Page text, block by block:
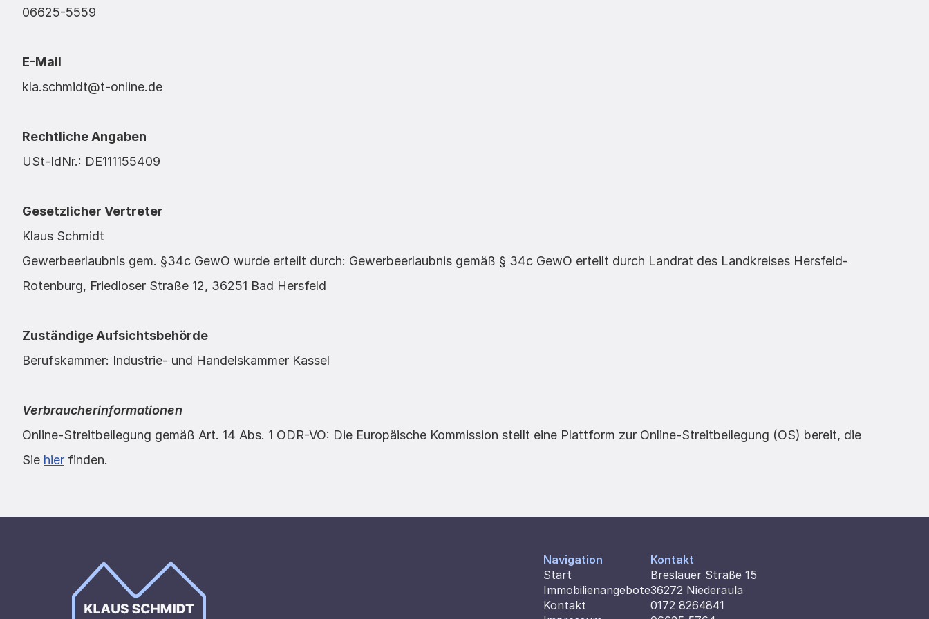
06625-5559
E-Mail
kla.schmidt@t-online.de
Rechtliche Angaben
USt-IdNr.: DE111155409
Gesetzlicher Vertreter
Klaus Schmidt
Gewerbeerlaubnis gem. §34c GewO wurde erteilt durch: Gewerbeerlaubnis gemäß § 34c GewO erteilt durch Landrat des Landkreises Hersfeld-
Rotenburg, Friedloser Straße 12, 36251 Bad Hersfeld
Zuständige Aufsichtsbehörde
Berufskammer: Industrie- und Handelskammer Kassel
Verbraucherinformationen
Online-Streitbeilegung gemäß Art. 14 Abs. 1 ODR-VO: Die Europäische Kommission stellt eine Plattform zur Online-Streitbeilegung (OS) bereit, die
Sie hier finden.
Navigation
Start
Immobilienangebote
Kontakt
Kontakt
Breslauer Straße 15
36272 Niederaula
0172 8264841